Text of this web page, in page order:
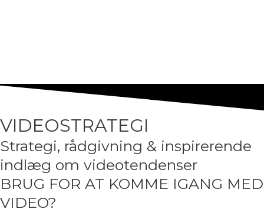
VIDEOSTRATEGI
Strategi, rådgivning & inspirerende
indlæg om videotendenser
BRUG FOR AT KOMME IGANG MED
VIDEO?